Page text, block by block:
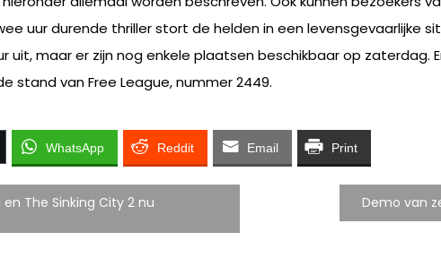
uur durende thriller stort de helden in een levensgevaarlijke
maar er zijn nog enkele plaatsen beschikbaar op zaterdag.
stand van Free League, nummer 2449.
WhatsApp Reddit Email Print
The Sinking City 2 nu Demo van